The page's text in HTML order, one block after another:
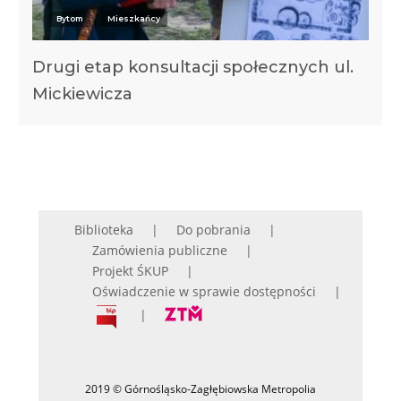
Bytom Mieszkańcy
Drugi etap konsultacji społecznych ul.
Mickiewicza
Biblioteka
Do pobrania
Zamówienia publiczne
Projekt ŚKUP
Oświadczenie w sprawie dostępności
2019 © Górnośląsko-Zagłębiowska Metropolia